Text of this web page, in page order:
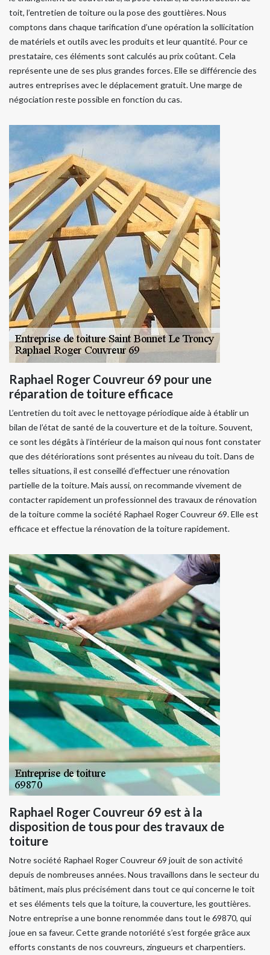
toit, l’entretien de toiture ou la pose des gouttières. Nous
comptons dans chaque tarification d’une opération la sollicitation
de matériels et outils avec les produits et leur quantité. Pour ce
prestataire, ces éléments sont calculés au prix coûtant. Cela
représente une de ses plus grandes forces. Elle se différencie des
autres entreprises avec le déplacement gratuit. Une marge de
négociation reste possible en fonction du cas.
Raphael Roger Couvreur 69 pour une
réparation de toiture efficace
L’entretien du toit avec le nettoyage périodique aide à établir un
bilan de l’état de santé de la couverture et de la toiture. Souvent,
ce sont les dégâts à l’intérieur de la maison qui nous font constater
que des détériorations sont présentes au niveau du toit. Dans de
telles situations, il est conseillé d’effectuer une rénovation
partielle de la toiture. Mais aussi, on recommande vivement de
contacter rapidement un professionnel des travaux de rénovation
de la toiture comme la société Raphael Roger Couvreur 69. Elle est
efficace et effectue la rénovation de la toiture rapidement.
Raphael Roger Couvreur 69 est à la
disposition de tous pour des travaux de
toiture
Notre société Raphael Roger Couvreur 69 jouit de son activité
depuis de nombreuses années. Nous travaillons dans le secteur du
bâtiment, mais plus précisément dans tout ce qui concerne le toit
et ses éléments tels que la toiture, la couverture, les gouttières.
Notre entreprise a une bonne renommée dans tout le 69870, qui
joue en sa faveur. Cette grande notoriété s’est forgée grâce aux
efforts constants de nos couvreurs, zingueurs et charpentiers.